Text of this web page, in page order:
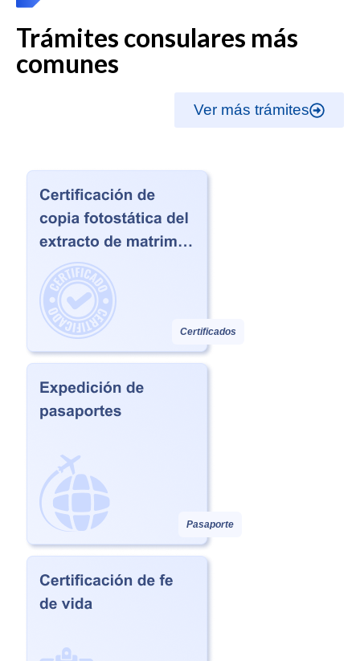
Trámites consulares más
comunes
Ver más trámites
Pasaporte
Certificados